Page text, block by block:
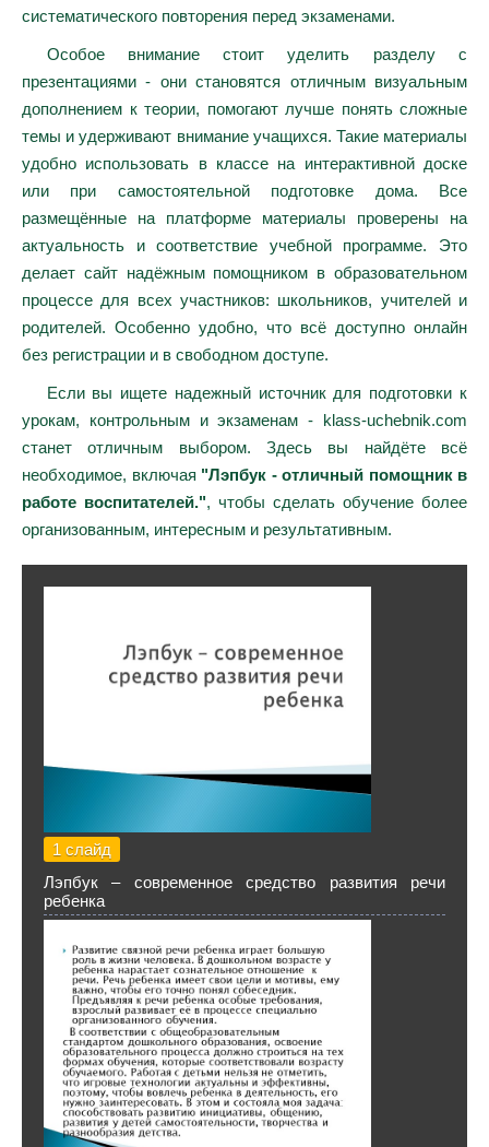
систематического повторения перед экзаменами.
Особое внимание стоит уделить разделу с
презентациями - они становятся отличным визуальным
дополнением к теории, помогают лучше понять сложные
темы и удерживают внимание учащихся. Такие материалы
удобно использовать в классе на интерактивной доске
или при самостоятельной подготовке дома. Все
размещённые на платформе материалы проверены на
актуальность и соответствие учебной программе. Это
делает сайт надёжным помощником в образовательном
процессе для всех участников: школьников, учителей и
родителей. Особенно удобно, что всё доступно онлайн
без регистрации и в свободном доступе.
Если вы ищете надежный источник для подготовки к
урокам, контрольным и экзаменам - klass-uchebnik.com
станет отличным выбором. Здесь вы найдёте всё
необходимое, включая "Лэпбук - отличный помощник в
работе воспитателей.", чтобы сделать обучение более
организованным, интересным и результативным.
1 слайд
Лэпбук – современное средство развития речи
ребенка